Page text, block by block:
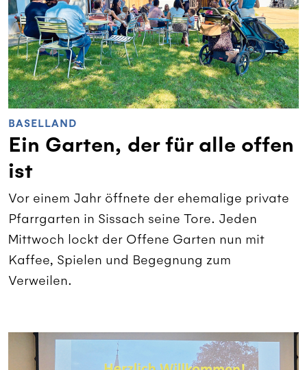
BASELLAND
Ein Garten, der für alle offen
ist
Vor einem Jahr öffnete der ehemalige private
Pfarrgarten in Sissach seine Tore. Jeden
Mittwoch lockt der Offene Garten nun mit
Kaffee, Spielen und Begegnung zum
Verweilen.